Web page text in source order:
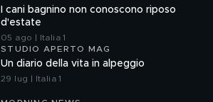
I cani bagnino non conoscono riposo
d'estate
05 ago | Italia 1
STUDIO APERTO MAG
Un diario della vita in alpeggio
29 lug | Italia 1